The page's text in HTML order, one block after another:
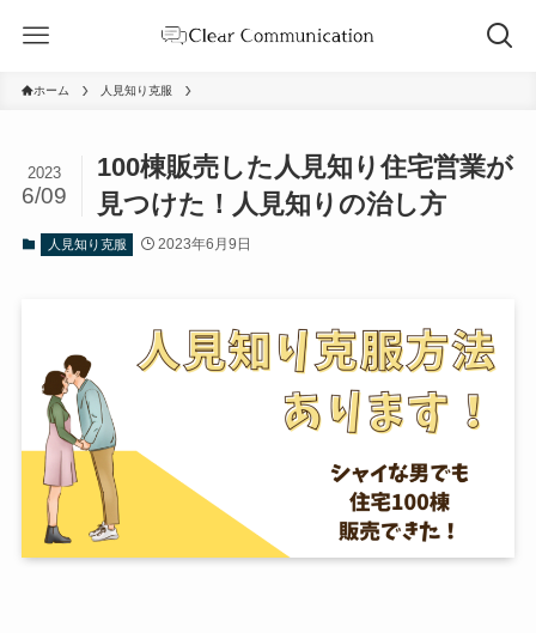
ホーム 人見知り克服
100棟販売した人見知り住宅営業が
見つけた！人見知りの治し方
2023
6/09
人見知り克服 2023年6月9日